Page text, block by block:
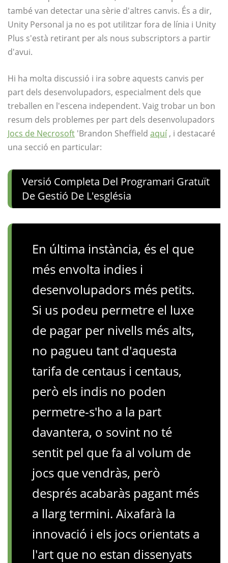
també van detectar una sèrie d'altres canvis. És a dir,
Unity Personal ja no es pot utilitzar fora de línia i Unity
Plus s'està retirant per als nous subscriptors a partir
d'avui.
Hi ha molta discussió i ira sobre aquests canvis per
part dels desenvolupadors, especialment dels que
treballen en l'escena independent. Vaig trobar un bon
resum dels problemes per part dels desenvolupadors
Jocs de Necrosoft 'Brandon Sheffield aquí, i destacaré
una secció en particular:
Versió Completa Del Programari Gratuït
De Gestió De L'església
En última instància, és el que
més envolta indies i
desenvolupadors més petits.
Si us podeu permetre el luxe
de pagar per nivells més alts,
no pagueu tant d'aquesta
tarifa de centaus i centaus,
però els indis no poden
permetre-s'ho a la part
davantera, o sovint no té
sentit pel que fa al volum de
jocs que vendràs, però
després acabaràs pagant més
a llarg termini. Aixafarà la
innovació i els jocs orientats a
l'art que no estan dissenyats